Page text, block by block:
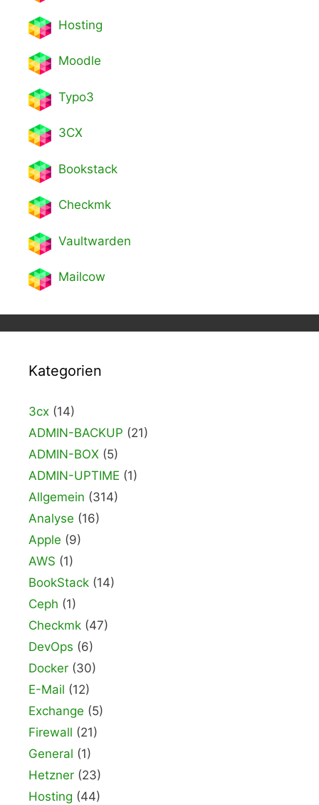
Hosting
Moodle
Typo3
3CX
Bookstack
Checkmk
Vaultwarden
Mailcow
Kategorien
3cx (14)
ADMIN-BACKUP (21)
ADMIN-BOX (5)
ADMIN-UPTIME (1)
Allgemein (314)
Analyse (16)
Apple (9)
AWS (1)
BookStack (14)
Ceph (1)
Checkmk (47)
DevOps (6)
Docker (30)
E-Mail (12)
Exchange (5)
Firewall (21)
General (1)
Hetzner (23)
Hosting (44)